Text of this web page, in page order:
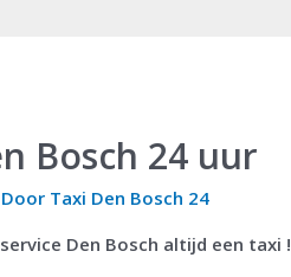
Bosch 24 uur
Taxi Den Bosch 24
Den Bosch altijd een taxi !